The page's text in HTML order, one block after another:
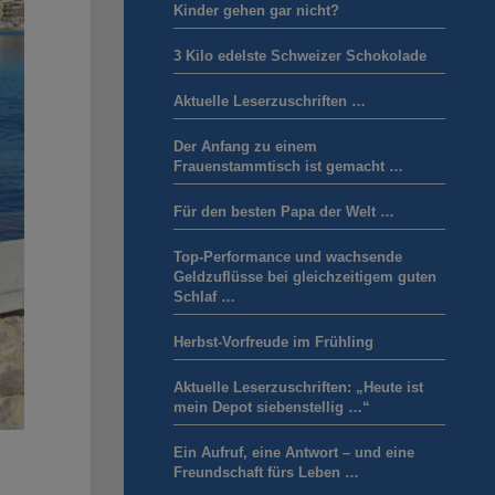
Kinder gehen gar nicht?
3 Kilo edelste Schweizer Schokolade
Aktuelle Leserzuschriften …
Der Anfang zu einem
Frauenstammtisch ist gemacht …
Für den besten Papa der Welt …
Top-Performance und wachsende
Geldzuflüsse bei gleichzeitigem guten
Schlaf …
Herbst-Vorfreude im Frühling
Aktuelle Leserzuschriften: „Heute ist
mein Depot siebenstellig …“
Ein Aufruf, eine Antwort – und eine
Freundschaft fürs Leben …